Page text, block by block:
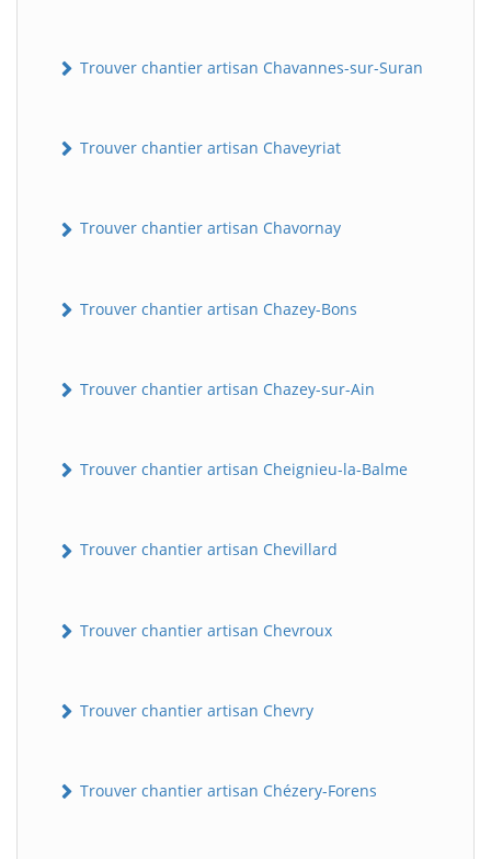
Trouver chantier artisan Chavannes-sur-Suran
Trouver chantier artisan Chaveyriat
Trouver chantier artisan Chavornay
Trouver chantier artisan Chazey-Bons
Trouver chantier artisan Chazey-sur-Ain
Trouver chantier artisan Cheignieu-la-Balme
Trouver chantier artisan Chevillard
Trouver chantier artisan Chevroux
Trouver chantier artisan Chevry
Trouver chantier artisan Chézery-Forens